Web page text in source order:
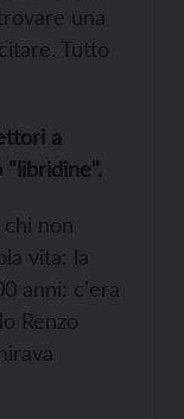
una
Tutto
a
"libridine".
non
vita: la
anni: c'era
Renzo